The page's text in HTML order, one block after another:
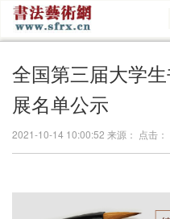
全国第三届大学
展名单公示
2021-10-14 10:00:52 来源： 点击：